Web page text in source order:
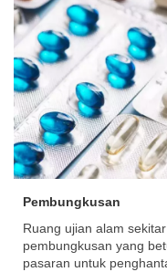
Pembungkusan
Ruang ujian alam
pembungkusan yang
pasaran untuk